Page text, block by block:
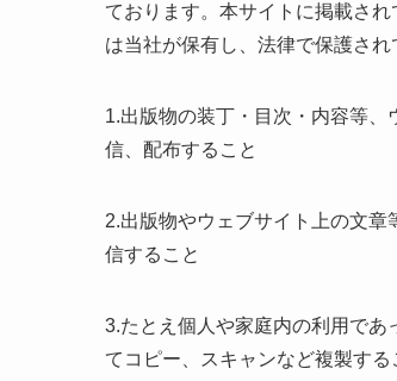
ております。本サイトに掲載さ
は当社が保有し、法律で保護さ
1.出版物の装丁・目次・内容等
信、配布すること
2.出版物やウェブサイト上の文
信すること
3.たとえ個人や家庭内の利用であ
てコピー、スキャンなど複製す